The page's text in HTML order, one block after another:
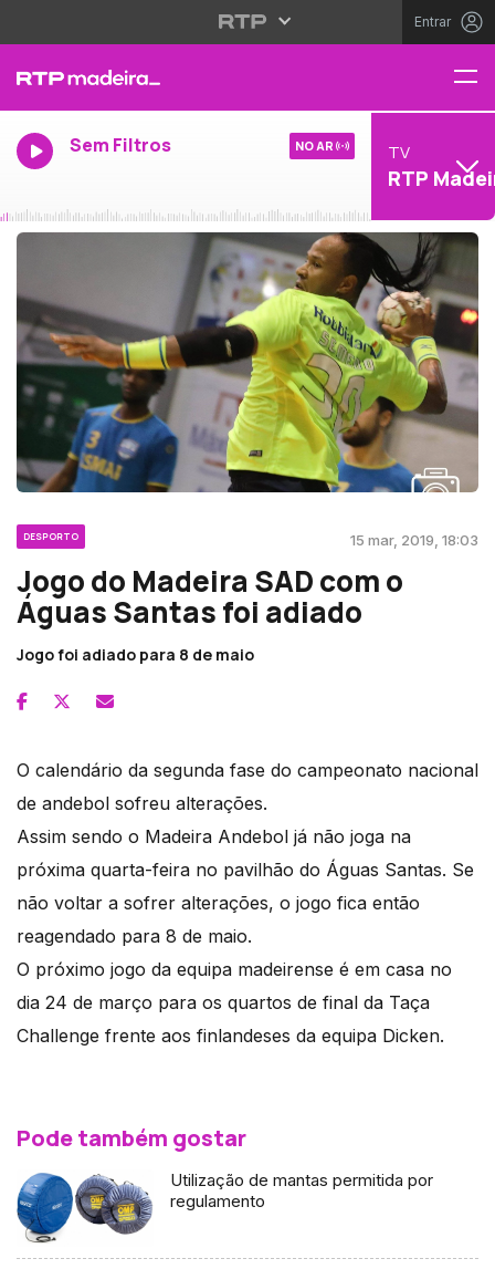
Entrar
Sem Filtros NO AR TV
RTP
DESPORTO 15 mar, 2019, 18:03
Jogo do Madeira SAD com o
Águas Santas foi adiado
Jogo foi adiado para 8 de maio
O calendário da segunda fase do campeonato nacional
de andebol sofreu alterações.
Assim sendo o Madeira Andebol já não joga na
próxima quarta-feira no pavilhão do Águas Santas. Se
não voltar a sofrer alterações, o jogo fica então
reagendado para 8 de maio.
O próximo jogo da equipa madeirense é em casa no
dia 24 de março para os quartos de final da Taça
Challenge frente aos finlandeses da equipa Dicken.
Pode também gostar
Utilização de mantas permitida por
regulamento